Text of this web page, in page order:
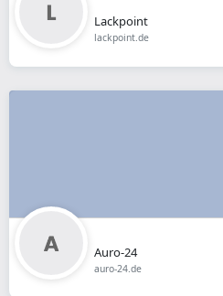
Lackpoint
lackpoint.de
Auro-24
auro-24.de